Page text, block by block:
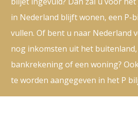
in Nederland blijft wonen, een P-
vullen. Of bent u naar Nederland
nog inkomsten uit het buitenland,
bankrekening of een woning?
te worden aangegeven in het P